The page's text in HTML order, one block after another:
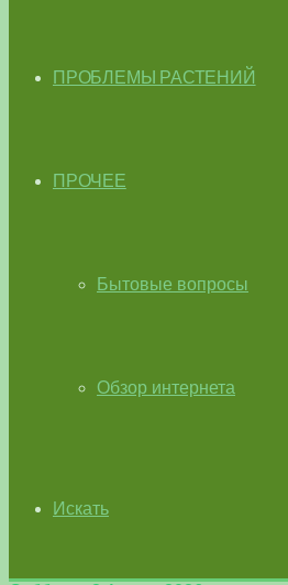
ПРОБЛЕМЫ РАСТЕНИЙ
ПРОЧЕЕ
Бытовые вопросы
Обзор интернета
Искать